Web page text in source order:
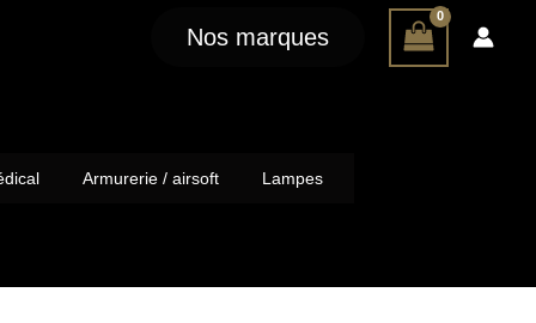
Nos marques
Armurerie / airsoft Lampes